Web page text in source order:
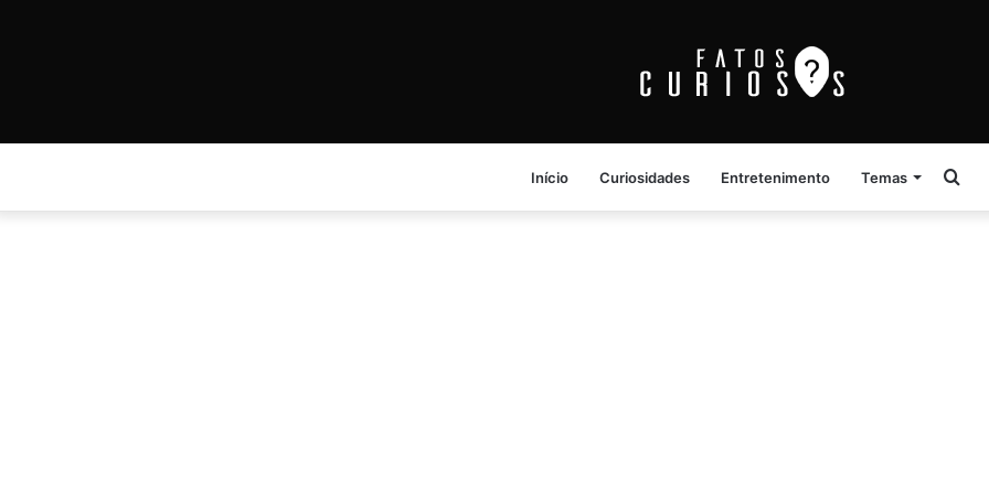
Início Curiosidades Entretenimento Temas